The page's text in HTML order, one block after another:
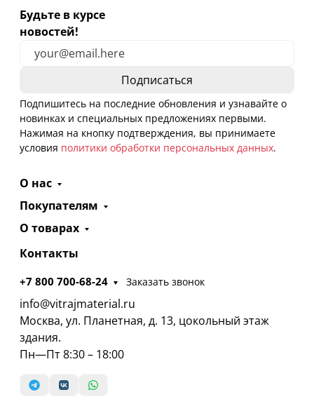
Будьте в курсе
новостей!
Подпишитесь на последние обновления и узнавайте о
новинках и специальных предложениях первыми.
Нажимая на кнопку подтверждения, вы принимаете
условия политики обработки персональных данных.
О нас
Покупателям
О товарах
Контакты
+7 800 700-68-24 Заказать звонок
info@vitrajmaterial.ru
Москва, ул. Планетная, д. 13, цокольный этаж
здания.
Пн—Пт 8:30 – 18:00